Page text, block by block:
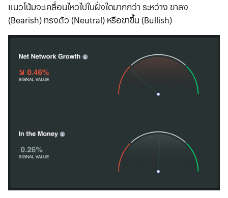
แนวโน้มจะเคลื่อนไหวไปในฝั่งใดมากกว่า ระหว่าง ขาลง
(Bearish) ทรงตัว (Neutral) หรือขาขึ้น (Bullish)